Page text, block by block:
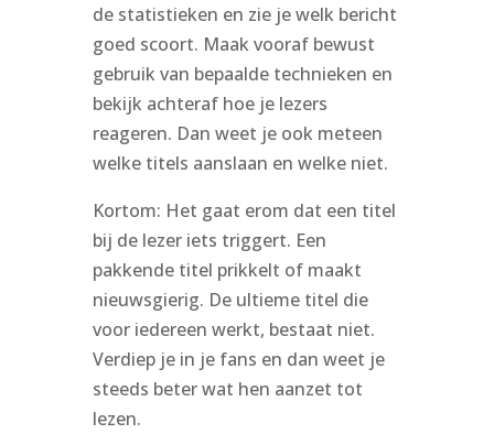
de statistieken en zie je welk bericht
goed scoort. Maak vooraf bewust
gebruik van bepaalde technieken en
bekijk achteraf hoe je lezers
reageren. Dan weet je ook meteen
welke titels aanslaan en welke niet.
Kortom: Het gaat erom dat een titel
bij de lezer iets triggert. Een
pakkende titel prikkelt of maakt
nieuwsgierig. De ultieme titel die
voor iedereen werkt, bestaat niet.
Verdiep je in je fans en dan weet je
steeds beter wat hen aanzet tot
lezen.